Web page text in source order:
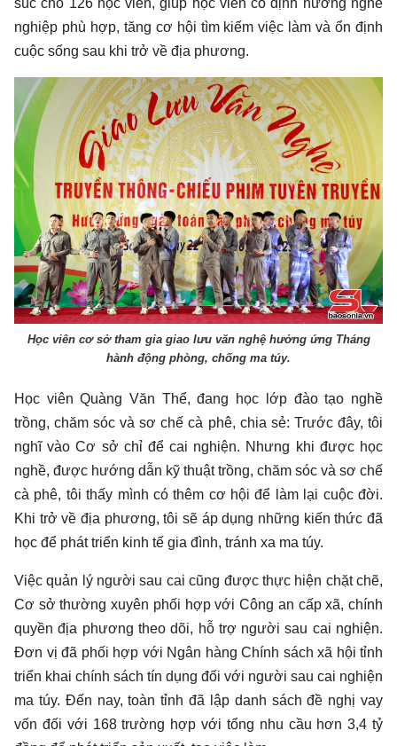
súc cho 126 học viên, giúp học viên có định hướng nghề
nghiệp phù hợp, tăng cơ hội tìm kiếm việc làm và ổn định
cuộc sống sau khi trở về địa phương.
Học viên cơ sở tham gia giao lưu văn nghệ hưởng ứng Tháng
hành động phòng, chống ma túy.
Học viên Quàng Văn Thể, đang học lớp đào tạo nghề
trồng, chăm sóc và sơ chế cà phê, chia sẻ: Trước đây, tôi
nghĩ vào Cơ sở chỉ để cai nghiện. Nhưng khi được học
nghề, được hướng dẫn kỹ thuật trồng, chăm sóc và sơ chế
cà phê, tôi thấy mình có thêm cơ hội để làm lại cuộc đời.
Khi trở về địa phương, tôi sẽ áp dụng những kiến thức đã
học để phát triển kinh tế gia đình, tránh xa ma túy.
Việc quản lý người sau cai cũng được thực hiện chặt chẽ,
Cơ sở thường xuyên phối hợp với Công an cấp xã, chính
quyền địa phương theo dõi, hỗ trợ người sau cai nghiện.
Đơn vị đã phối hợp với Ngân hàng Chính sách xã hội tỉnh
triển khai chính sách tín dụng đối với người sau cai nghiện
ma túy. Đến nay, toàn tỉnh đã lập danh sách đề nghị vay
vốn đối với 168 trường hợp với tổng nhu cầu hơn 3,4 tỷ